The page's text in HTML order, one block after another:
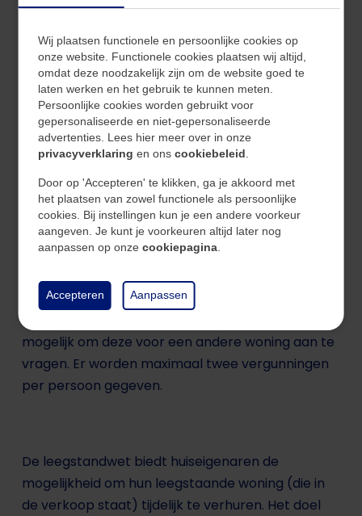
betalen. Een vergunning voor tijdelijk verhuur op
grond van de leegstandwet kost € 156,90 (2023).
Daarbovenop komen nog kosten voor het in
behandeling nemen van de aanvraag.
Duur van leegstandwet
Na het in ontvangst nemen van de vergunning
kunt u deze 5 jaar gebruiken. Houd er rekening
mee dat uw woning voor heel deze periode in de
verkoop moet staan. Zijn de 5 jaar verstreken en
heeft u nog geen koper gevonden? Dan is het niet
meer mogelijk om de vergunning voor tijdelijk
verhuur nog een keer aan te vragen. Het is wel
mogelijk om deze voor een andere woning aan te
vragen. Er worden maximaal twee vergunningen
per persoon gegeven.
De leegstandwet biedt huiseigenaren de
mogelijkheid om hun leegstaande woning (die in
de verkoop staat) tijdelijk te verhuren. Het doel
Wij plaatsen functionele en persoonlijke cookies op
onze website. Functionele cookies plaatsen wij altijd,
omdat deze noodzakelijk zijn om de website goed te
laten werken en het gebruik te kunnen meten.
Persoonlijke cookies worden gebruikt voor
gepersonaliseerde en niet-gepersonaliseerde
advertenties. Lees hier meer over in onze
privacyverklaring en onscookiebeleid .
Door op 'Accepteren' te klikken, ga je akkoord met
het plaatsen van zowel functionele als persoonlijke
cookies. Bij instellingen kun je een andere voorkeur
aangeven. Je kunt je voorkeuren altijd later nog
aanpassen op onzecookiepagina.
Accepteren Aanpassen